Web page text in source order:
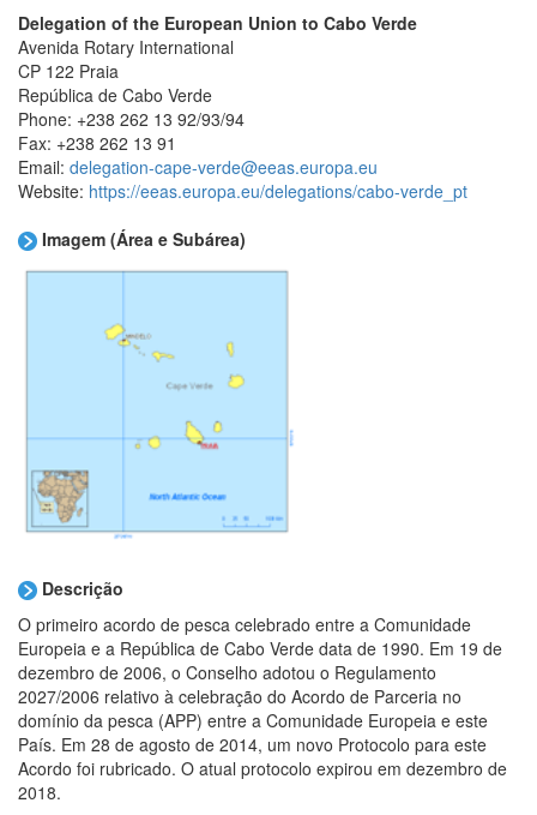
Delegation of the European Union to Cabo Verde
Avenida Rotary International
CP 122 Praia
República de Cabo Verde
Phone: +238 262 13 92/93/94
Fax: +238 262 13 91
Email: delegation-cape-verde@eeas.europa.eu
Website: https://eeas.europa.eu/delegations/cabo-verde_pt
Imagem (Área e Subárea)
Descrição
O primeiro acordo de pesca celebrado entre a Comunidade
Europeia e a República de Cabo Verde data de 1990. Em 19 de
dezembro de 2006, o Conselho adotou o Regulamento
2027/2006 relativo à celebração do Acordo de Parceria no
domínio da pesca (APP) entre a Comunidade Europeia e este
País. Em 28 de agosto de 2014, um novo Protocolo para este
Acordo foi rubricado. O atual protocolo expirou em dezembro de
2018.